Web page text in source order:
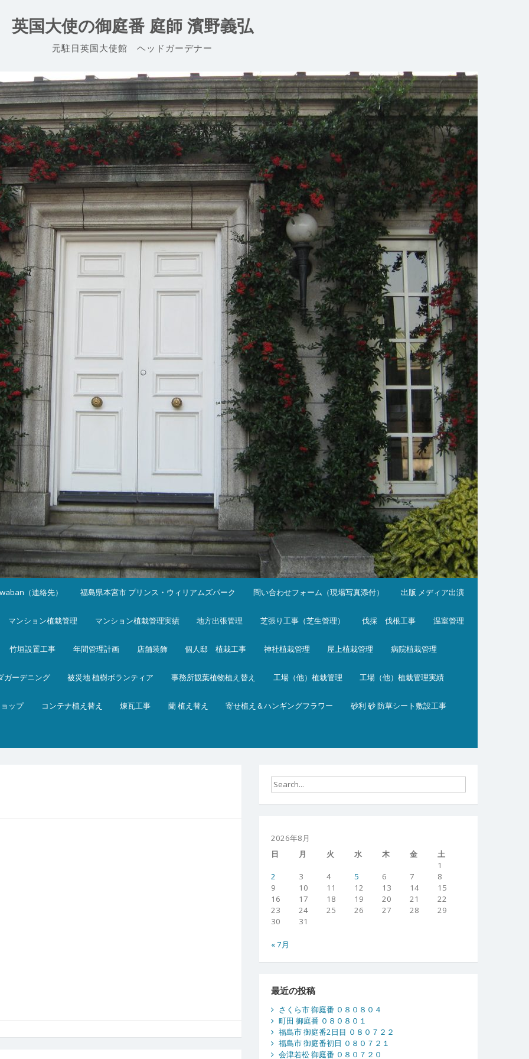
英国大使の御庭番 庭師 濱野義弘
元駐日英国大使館 ヘッドガーデナー
（連絡先） 福島県本宮市 プリンス・ウィリアムズパーク 問い合わせフォーム（現場写真添付） 出版 メディア出演
マンション植栽管理 マンション植栽管理実績 地方出張管理 芝張り工事（芝生管理） 伐採 伐根工事 温室管理
竹垣設置工事 年間管理計画 店舗装飾 個人邸 植栽工事 神社植栽管理 屋上植栽管理 病院植栽管理
ガーデニング 被災地 植樹ボランティア 事務所観葉植物植え替え 工場（他）植栽管理 工場（他）植栽管理実績
ップ コンテナ植え替え 煉瓦工事 蘭 植え替え 寄せ植え＆ハンギングフラワー 砂利 砂 防草シート敷設工事
2026年8月
日
月 火 水 木 金
土
1
2
3 4 5 6 7
8
9
10 11 12 13 14
15
16
17 18 19 20 21
22
23
24 25 26 27 28
29
30
31
« 7月
最近の投稿
さくら市 御庭番 ０８０８０４
町田 御庭番 ０８０８０１
福島市 御庭番2日目 ０８０７２２
福島市 御庭番初日 ０８０７２１
会津若松 御庭番 ０８０７２０